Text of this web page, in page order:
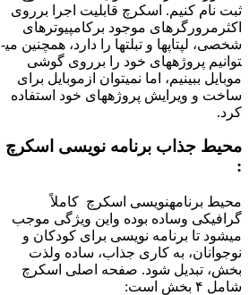
ثبت نام کنیم. اسکرچ قابلیت اجرا بر­روی
اکثرمرورگر­های موجود برکامپیوترهای
شخصی، لپ­تاپ­ها و تبلت­ها را دارد، همچنین می­
توانیم پروژه­های خود را بر­روی گوشی
موبایل ببینیم، اما نمی­توان ازموبایل برای
ساخت و ویرایش پروژه­های خود استفاده
کرد.
محیط جذاب برنامه ­نویسی اسکرچ
:
محیط برنامه­نویسی اسکرچ کاملاً
گرافیکی وساده بوده واین ویژگی موجب
می­شود تا برنامه­ نویسی برای کودکان و
نوجوانان، به کاری جذاب، ساده ولذت
بخش، تبدیل شود. صفحه اصلی اسکرچ
شامل ۴ بخش است: